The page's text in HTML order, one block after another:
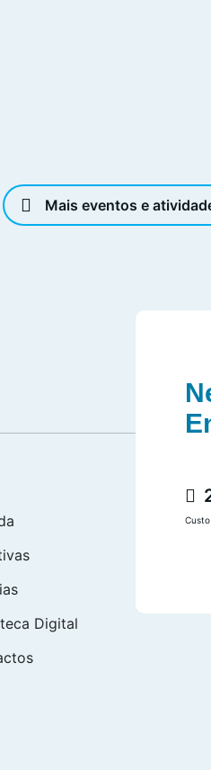
Mais eventos e
Digital